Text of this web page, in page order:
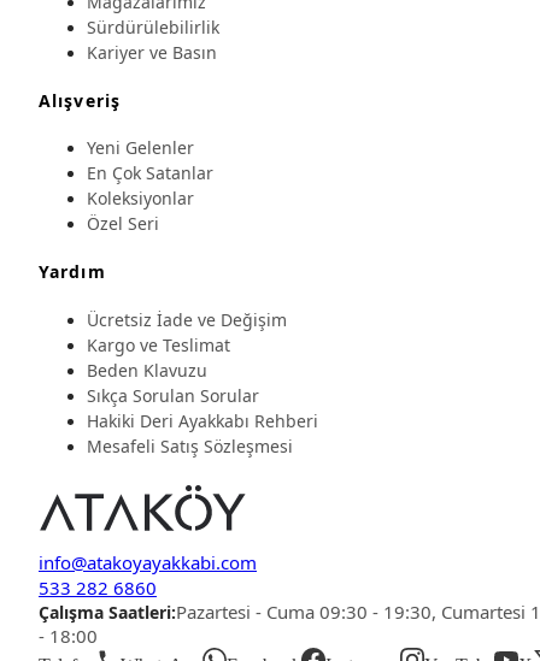
Sürdürülebilirlik
Kariyer ve Basın
Alışveriş
Yeni Gelenler
En Çok Satanlar
Koleksiyonlar
Özel Seri
Yardım
Ücretsiz İade ve Değişim
Kargo ve Teslimat
Beden Klavuzu
Sıkça Sorulan Sorular
Hakiki Deri Ayakkabı Rehberi
Mesafeli Satış Sözleşmesi
info@atakoyayakkabi.com
533 282 6860
Çalışma Saatleri:Pazartesi - Cuma 09:30 - 19:30, Cumartesi
- 18:00